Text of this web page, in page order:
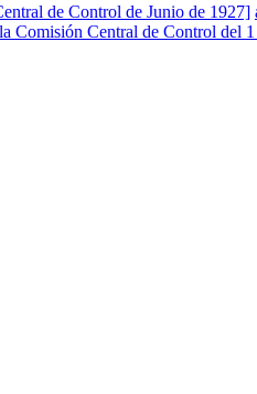
de Control de Junio de 1927]
Comisión Central de Control del